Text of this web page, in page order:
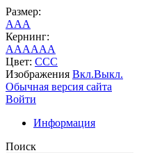
Размер:
AAA
Кернинг:
AAAAAA
Цвет: CCC
Изображения Вкл.Выкл.
Обычная версия сайта
Войти
Информация
Поиск